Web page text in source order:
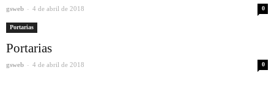
gsweb - 4 de abril de 2018 0
Portarias
Portarias
gsweb - 4 de abril de 2018 0